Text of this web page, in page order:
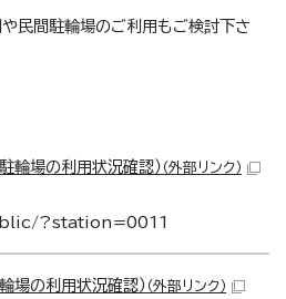
民間駐輪場のご利用もご検討下さ
輪場の利用状況確認） （外部リンク）
?station=0011
場の利用状況確認） （外部リンク）